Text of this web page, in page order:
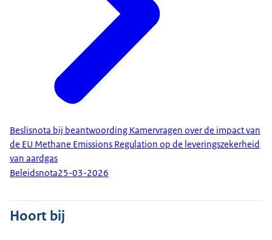
Beslisnota bij beantwoording Kamervragen over de impact van
de EU Methane Emissions Regulation op de leveringszekerheid
van aardgas
Beleidsnota25-03-2026
Hoort bij